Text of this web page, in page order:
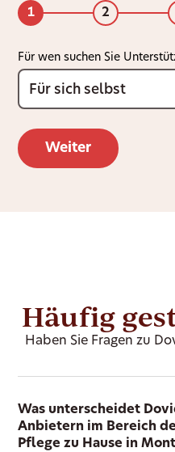
1 2
Für wen suchen Sie
Häufig
Haben Sie Fragen zu
Was unterscheidet
Anbietern im Bereich
Pflege zu Hause in